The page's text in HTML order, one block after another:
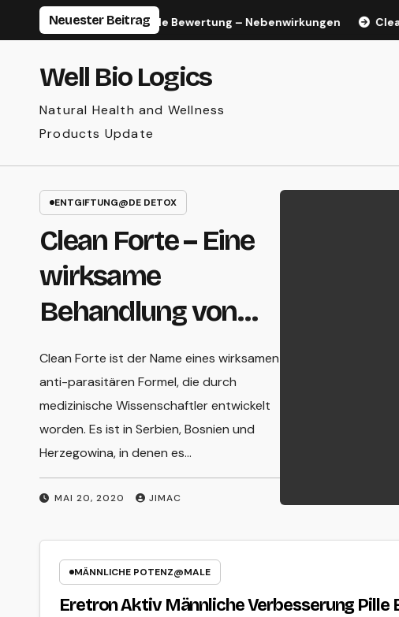
Neuester Beitrag
Verbesserung Pille Bewertung – Nebenwirkungen Clean
Well Bio Logics
Natural Health and Wellness
Products Update
ENTGIFTUNG@DE DETOX
Clean Forte – Eine
wirksame
Behandlung von
parasitären
Infektionen in
Menschen
MAI 20, 2020 JIMAC
Clean Forte ist der Name eines wirksamen
anti-parasitären Formel, die durch
medizinische Wissenschaftler entwickelt
worden. Es ist in Serbien, Bosnien und
Herzegowina, in denen es…
MÄNNLICHE POTENZ@MALE
Eretron Aktiv Männliche Verbesserung